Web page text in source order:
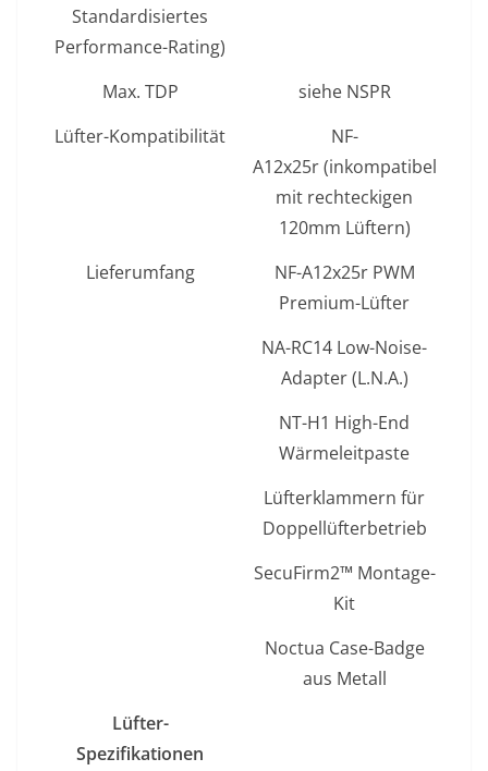
Standardisiertes
Performance-Rating)
Max. TDP
siehe NSPR
Lüfter-Kompatibilität
NF-
A12x25r (inkompatibel
mit rechteckigen
120mm Lüftern)
Lieferumfang
NF-A12x25r PWM
Premium-Lüfter
NA-RC14 Low-Noise-
Adapter (L.N.A.)
NT-H1 High-End
Wärmeleitpaste
Lüfterklammern für
Doppellüfterbetrieb
SecuFirm2™ Montage-
Kit
Noctua Case-Badge
aus Metall
Lüfter-
Spezifikationen